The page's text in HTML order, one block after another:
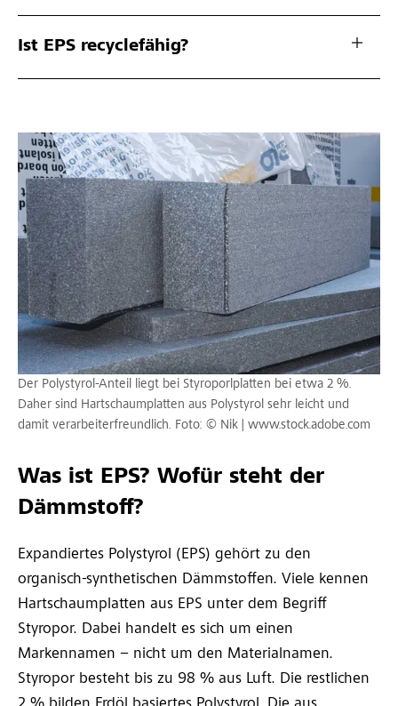
Ist EPS recyclefähig?
Was ist EPS? Wofür steht der
Dämmstoff?
Expandiertes Polystyrol (EPS) gehört zu den
organisch-synthetischen Dämmstoffen. Viele kennen
Hartschaumplatten aus EPS unter dem Begriff
Styropor. Dabei handelt es sich um einen
Markennamen – nicht um den Materialnamen.
Styropor besteht bis zu 98 % aus Luft. Die restlichen
Der Polystyrol-Anteil liegt bei Styroporlplatten bei etwa 2 %.
Daher sind Hartschaumplatten aus Polystyrol sehr leicht und
damit verarbeiterfreundlich. Foto: © Nik | www.stock.adobe.com